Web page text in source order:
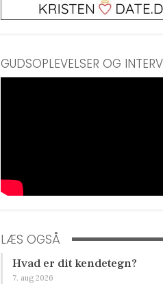
GUDSOPLEVELSER OG
LÆS OGSÅ
Hvad er dit kendetegn?
7. aug 2026